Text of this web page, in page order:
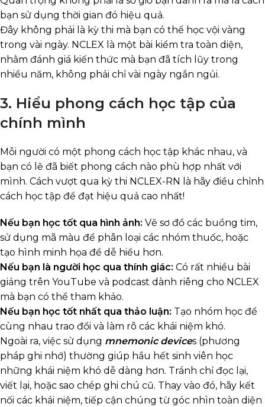
bạn sử dụng thời gian đó hiệu quả.
Đây không phải là kỳ thi mà bạn có thể học vội vàng
trong vài ngày. NCLEX là một bài kiểm tra toàn diện,
nhằm đánh giá kiến thức mà bạn đã tích lũy trong
nhiều năm, không phải chỉ vài ngày ngắn ngủi.
3. Hiểu phong cách học tập của
chính mình
Mỗi người có một phong cách học tập khác nhau, và
bạn có lẽ đã biết phong cách nào phù hợp nhất với
mình. Cách vượt qua kỳ thi NCLEX-RN là hãy điều chỉnh
cách học tập để đạt hiệu quả cao nhất!
Nếu bạn học tốt qua hình ảnh: Vẽ sơ đồ các buồng tim,
sử dụng mã màu để phân loại các nhóm thuốc, hoặc
tạo hình minh họa để dễ hiểu hơn.
Nếu bạn là người học qua thính giác: Có rất nhiều bài
giảng trên YouTube và podcast dành riêng cho NCLEX
mà bạn có thể tham khảo.
Nếu bạn học tốt nhất qua thảo luận: Tạo nhóm học để
cùng nhau trao đổi và làm rõ các khái niệm khó.
Ngoài ra, việc sử dụng mnemonic devices (phương
pháp ghi nhớ) thường giúp hầu hết sinh viên học
những khái niệm khó dễ dàng hơn. Tránh chỉ đọc lại,
viết lại, hoặc sao chép ghi chú cũ. Thay vào đó, hãy kết
nối các khái niệm, tiếp cận chúng từ góc nhìn toàn diện